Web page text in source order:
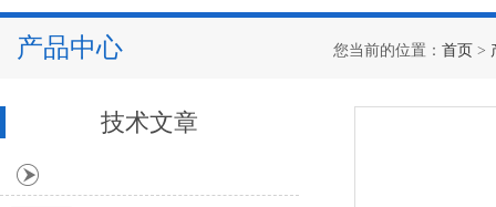
产品中心 您当前的位置： 首页 >
技术文章